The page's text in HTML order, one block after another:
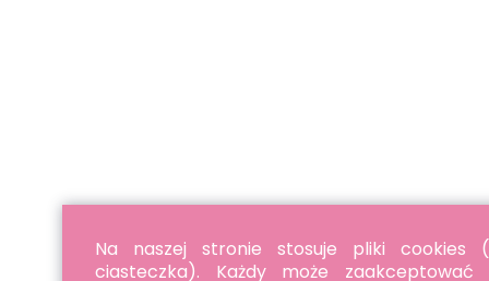
Na naszej stronie stosuje pliki cookies
ciasteczka). Każdy może zaakceptować